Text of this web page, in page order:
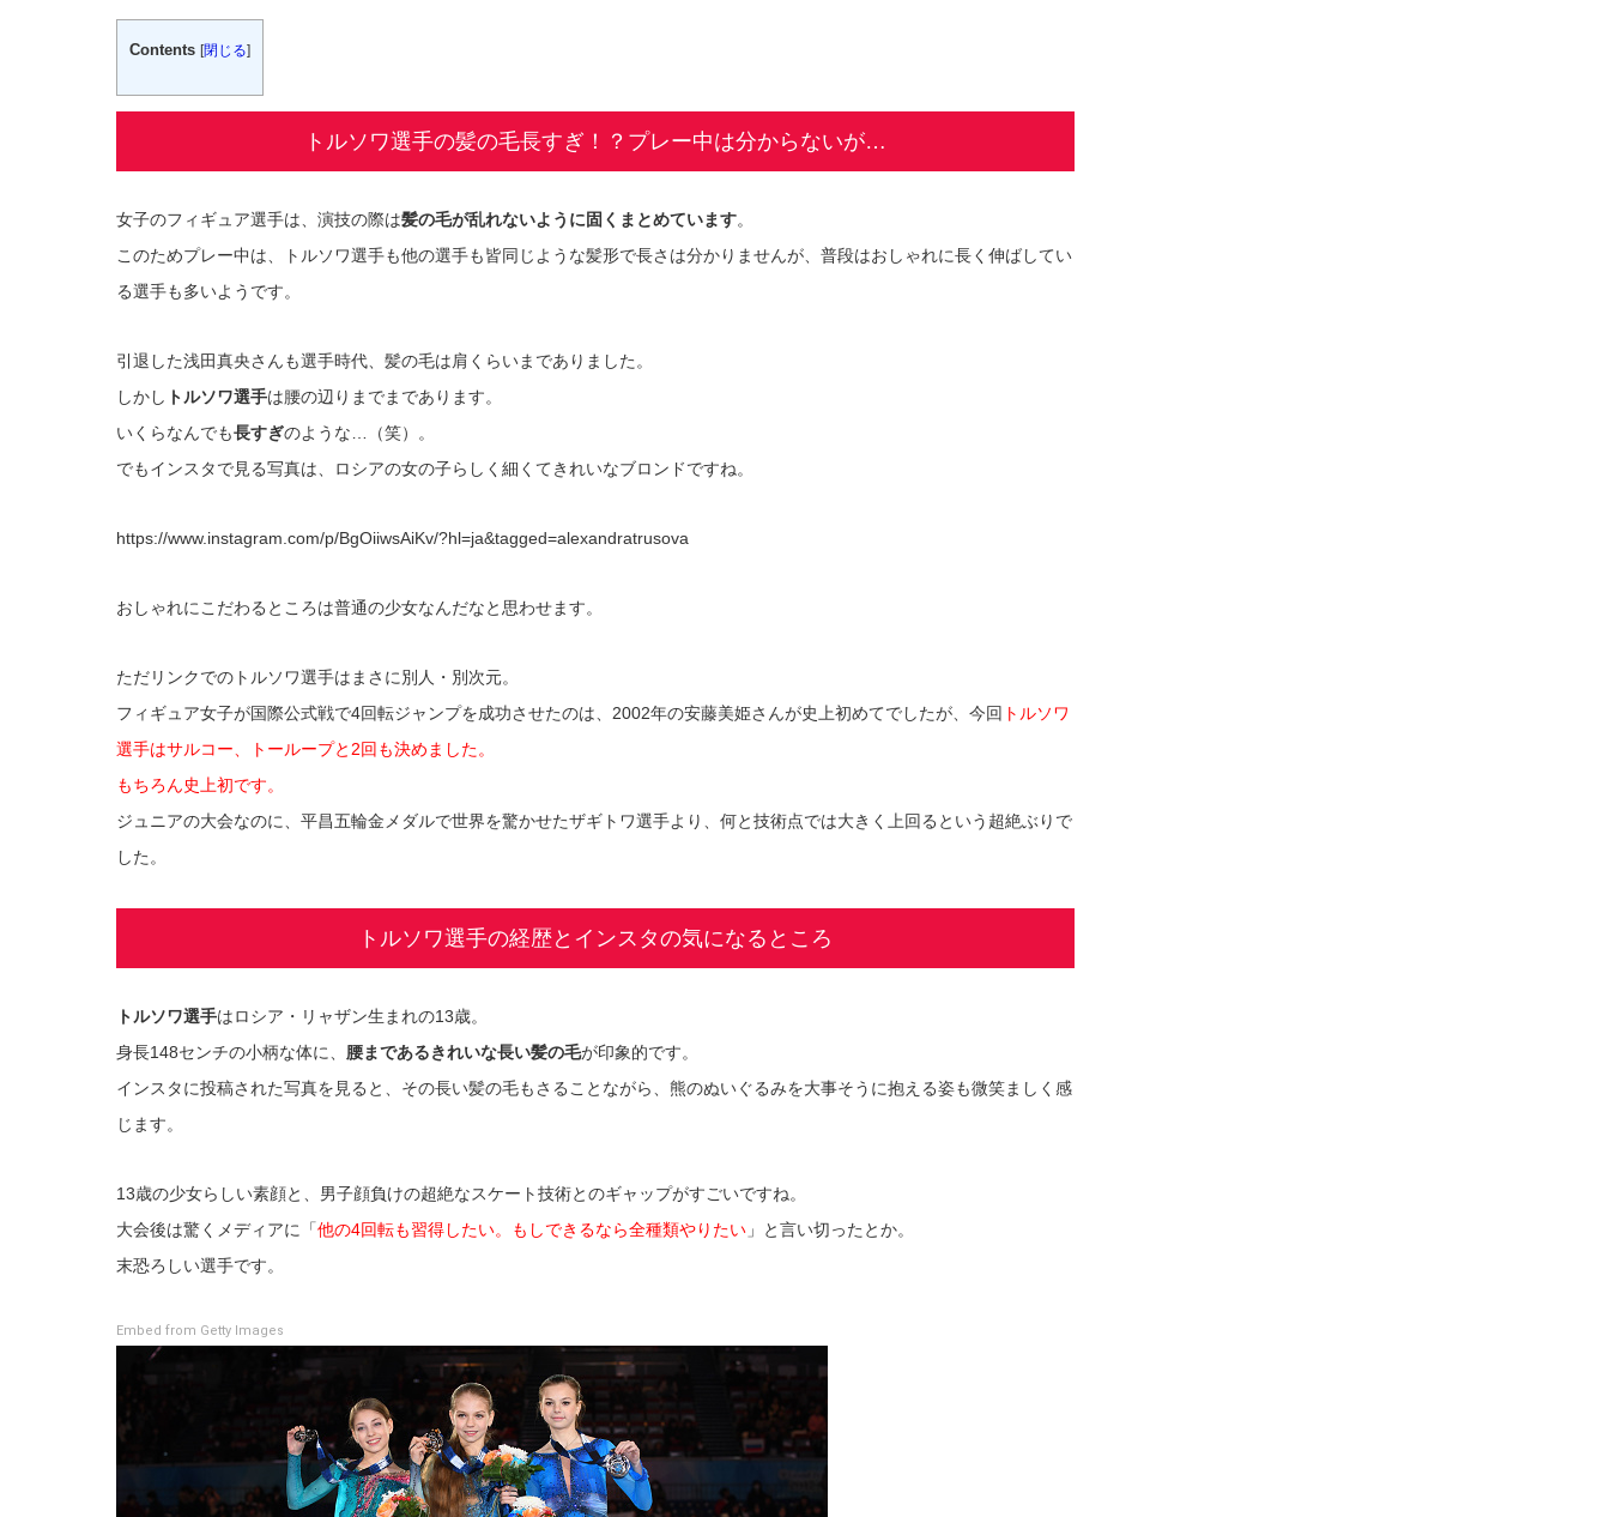
Contents [閉じる]
トルソワ選手の髪の毛長すぎ！？プレー中は分からないが…
女子のフィギュア選手は、演技の際は髪の毛が乱れないように固くまとめています。
このためプレー中は、トルソワ選手も他の選手も皆同じような髪形で長さは分かりませんが、普段はおしゃれに長く伸ばしてい
る選手も多いようです。
引退した浅田真央さんも選手時代、髪の毛は肩くらいまでありました。
しかし トルソワ選手は腰の辺りまでまであります。
いくらなんでも長すぎのような…（笑）。
でもインスタで見る写真は、ロシアの女の子らしく細くてきれいなブロンドですね。
https://www.instagram.com/p/BgOiiwsAiKv/?hl=ja&tagged=alexandratrusova
おしゃれにこだわるところは普通の少女なんだなと思わせます。
ただリンクでのトルソワ選手はまさに別人・別次元。
フィギュア女子が国際公式戦で4回転ジャンプを成功させたのは、2002年の安藤美姫さんが史上初めてでしたが、今回 トルソワ
選手はサルコー、トーループと2回も決めました。
もちろん史上初です。
ジュニアの大会なのに、平昌五輪金メダルで世界を驚かせたザギトワ選手より、何と技術点では大きく上回るという超絶ぶりで
した。
トルソワ選手の経歴とインスタの気になるところ
トルソワ選手はロシア・リャザン生まれの13歳。
身長148センチの小柄な体に、 腰まであるきれいな長い髪の毛が印象的です。
インスタに投稿された写真を見ると、その長い髪の毛もさることながら、熊のぬいぐるみを大事そうに抱える姿も微笑ましく感
じます。
13歳の少女らしい素顔と、男子顔負けの超絶なスケート技術とのギャップがすごいですね。
大会後は驚くメディアに「他の4回転も習得したい。もしできるなら全種類やりたい 」と言い切ったとか。
末恐ろしい選手です。
Embed from Getty Images